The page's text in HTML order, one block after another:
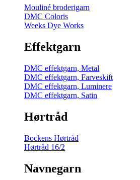
Mouliné broderigarn
DMC Coloris
Weeks Dye Works
Effektgarn
DMC effektgarn, Metal
DMC effektgarn, Farveskift
DMC effektgarn, Luminere
DMC effektgarn, Satin
Hørtråd
Bockens Hørtråd
Hørtråd 16/2
Navnegarn